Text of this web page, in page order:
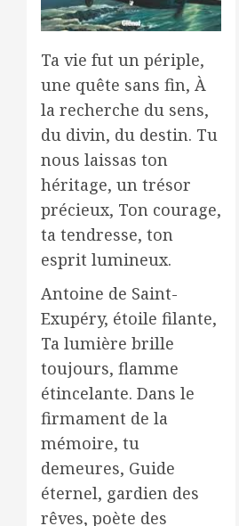
Ta vie fut un périple,
une quête sans fin, À
la recherche du sens,
du divin, du destin. Tu
nous laissas ton
héritage, un trésor
précieux, Ton courage,
ta tendresse, ton
esprit lumineux.
Antoine de Saint-
Exupéry, étoile filante,
Ta lumière brille
toujours, flamme
étincelante. Dans le
firmament de la
mémoire, tu
demeures, Guide
éternel, gardien des
rêves, poète des